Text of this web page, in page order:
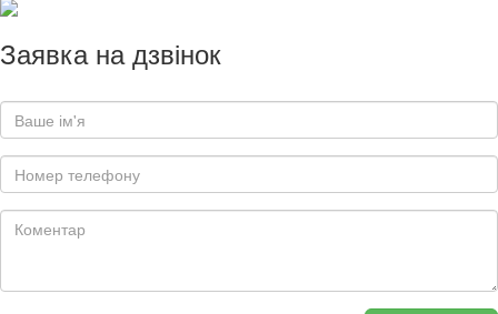
Заявка на дзвінок